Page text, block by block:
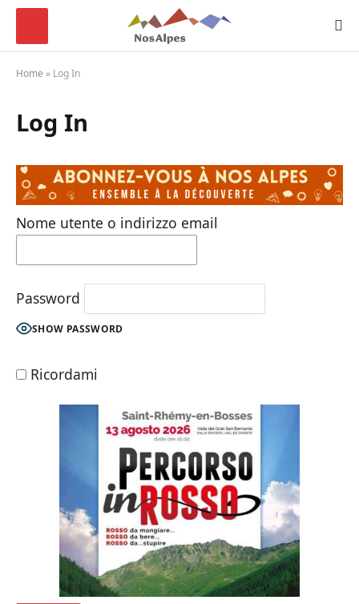
Home » Log In
Log In
Nome utente o indirizzo email
Password
SHOW PASSWORD
Ricordami